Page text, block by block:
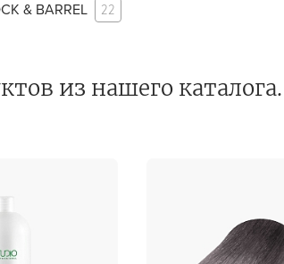
& BARREL 22
из нашего каталога.
Market